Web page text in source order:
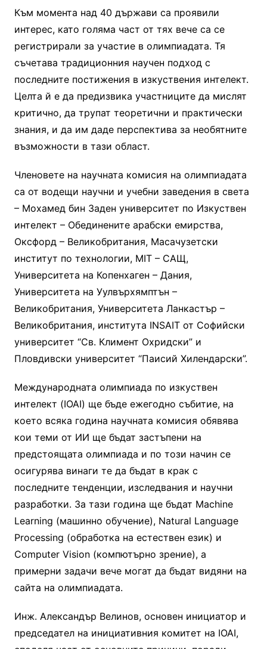
Към момента над 40 държави са проявили
интерес, като голяма част от тях вече са се
регистрирали за участие в олимпиадата. Тя
съчетава традиционния научен подход с
последните постижения в изкуствения интелект.
Целта й е да предизвика участниците да мислят
критично, да трупат теоретични и практически
знания, и да им даде перспектива за необятните
възможности в тази област.
Членовете на научната комисия на олимпиадата
са от водещи научни и учебни заведения в света
– Мохамед бин Заден университет по Изкуствен
интелект – Обединените арабски емирства,
Оксфорд – Великобритания, Масачузетски
институт по технологии, MIT – САЩ,
Университета на Копенхаген – Дания,
Университета на Уулвърхямптън –
Великобритания, Университета Ланкастър –
Великобритания, института INSAIT от Софийски
университет “Св. Климент Охридски” и
Пловдивски университет “Паисий Хилендарски”.
Международната олимпиада по изкуствен
интелект (IOAI) ще бъде ежегодно събитие, на
което всяка година научната комисия обявява
кои теми от ИИ ще бъдат застъпени на
предстоящата олимпиада и по този начин се
осигурява винаги те да бъдат в крак с
последните тенденции, изследвания и научни
разработки. За тази година ще бъдат Machine
Learning (машинно обучение), Natural Language
Processing (обработка на естествен език) и
Computer Vision (компютърно зрение), a
примерни задачи вече могат да бъдат видяни на
сайта на олимпиадата.
Инж. Александър Велинов, основен инициатор и
председател на инициативния комитет на IOAI,